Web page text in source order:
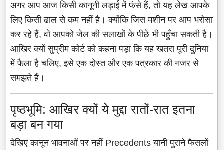
अगर आप आज किसी कानूनी लड़ाई में फंसे हैं, तो यह लेख आपके
लिए किसी ढाल से कम नहीं है। क्योंकि जिस मशीन पर आप भरोसा
कर रहे हैं, वो आपको जेल की सलाखों के पीछे भी पहुँचा सकती है।
आखिर क्यों सुप्रीम कोर्ट को कहना पड़ा कि यह खतरा पूरी दुनिया
में फैला है चलिए, इसे एक दोस्त और एक पत्रकार की नजर से
समझते हैं।
पृष्ठभूमि: आखिर क्यों ये मुद्दा रातों-रात इतना
बड़ा बन गया
देखिए कानून भावनाओं पर नहीं Precedents यानी पुराने फैसलों